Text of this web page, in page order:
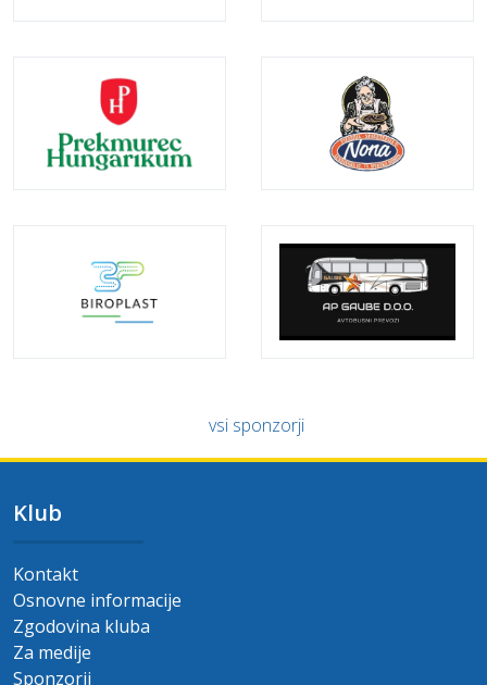
vsi sponzorji
Klub
Kontakt
Osnovne informacije
Zgodovina kluba
Za medije
Sponzorji